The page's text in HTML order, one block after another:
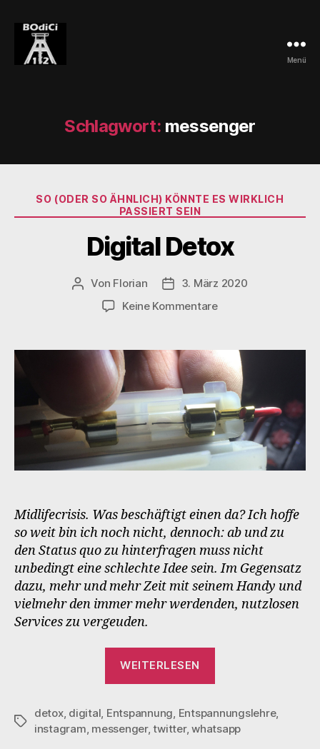
Menü
Schlagwort: messenger
Kategorien
SO (ODER SO ÄHNLICH) KÖNNTE ES WIRKLICH
PASSIERT SEIN
Digital Detox
Beitragsautor
Von Florian Veröffentlichungsdatum
3. März 2020
Keine Kommentarezu
Midlifecrisis. Was beschäftigt einen da? Ich hoffe
so weit bin ich noch nicht, dennoch: ab und zu
den Status quo zu hinterfragen muss nicht
unbedingt eine schlechte Idee sein. Im Gegensatz
dazu, mehr und mehr Zeit mit seinem Handy und
vielmehr den immer mehr werdenden, nutzlosen
Services zu vergeuden.
WEITERLESEN
Schlagwörter
detox, digital, Entspannung, Entspannungslehre,
instagram, messenger,twitter,whatsapp